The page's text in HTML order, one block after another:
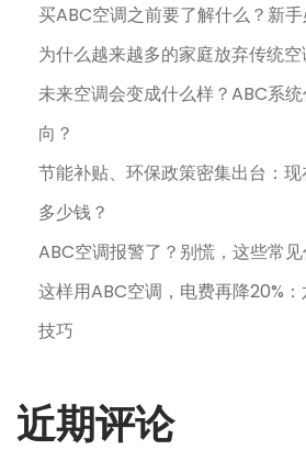
买ABC空调之前要了解什么？新
为什么越来越多的家庭放弃传统
未来空调会变成什么样？ABC系
向？
节能补贴、环保政策密集出台：
多少钱？
ABC空调报警了？别慌，这些常
这样用ABC空调，电费再降20%
技巧
近期评论